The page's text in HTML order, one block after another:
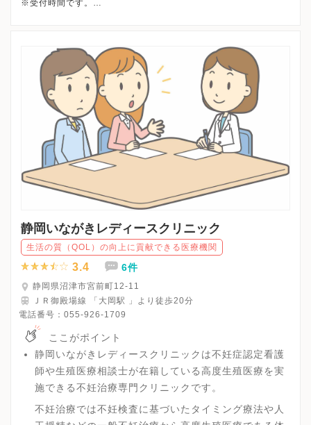
※受付時間です。
※詳細はクリニックHPを確認、または直接お問い合わせくださ
静岡いながきレディースクリニック
生活の質（QOL）の向上に貢献できる医療機関
3.4 6件
静岡県沼津市宮前町12-11
ＪＲ御殿場線 「大岡駅 」より徒歩20分
電話番号： 055-926-1709
ここがポイント
静岡いながきレディースクリニックは不妊症認定看護
師や生殖医療相談士が在籍している高度生殖医療を実
施できる不妊治療専門クリニックです。
不妊治療では不妊検査に基づいたタイミング療法や人